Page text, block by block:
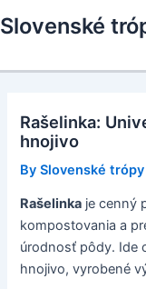
to
Slovenské
Rašelinka:
hnojivo
BySlovenské trópy
Rašelinka je cenný
kompostovania a
úrodnosť pôdy. Ide
hnojivo, vyrobené